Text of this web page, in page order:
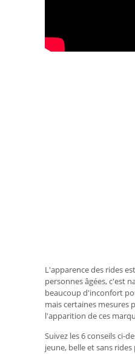
L'apparence des rides
personnes âgées, c'est
beaucoup d'inconfort
mais certaines mesures
l'apparition de ces
Suivez les 6 conseils ci-
jeune, belle et sans